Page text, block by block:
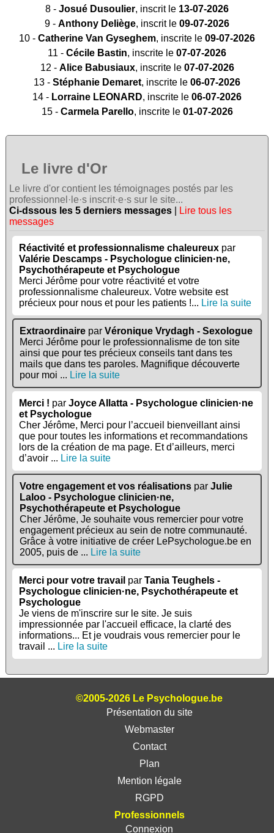
8 - Josué Dusoulier, inscrit le 13-07-2026
9 - Anthony Deliège, inscrit le 09-07-2026
10 - Catherine Van Gyseghem, inscrite le 09-07-2026
11 - Cécile Bastin, inscrite le 07-07-2026
12 - Alice Babusiaux, inscrite le 07-07-2026
13 - Stéphanie Demaret, inscrite le 06-07-2026
14 - Lorraine LEONARD, inscrite le 06-07-2026
15 - Carmela Parello, inscrite le 01-07-2026
Le livre d'Or
Le livre d'or contient les témoignages postés par les
professionnel·le·s inscrit·e·s sur le site...
Ci-dssous les 5 derniers messages
Lire tous les
messages
Réactivité et professionnalisme chaleureux par
Valérie Descamps - Psychologue clinicien·ne,
Psychothérapeute et Psychologue
Merci Jérôme pour votre réactivité et votre
professionnalisme chaleureux. Votre website est
précieux pour nous et pour les patients !... Lire la suite
Extraordinaire parVéronique Vrydagh - Sexologue
Merci Jérôme pour le professionnalisme de ton site
ainsi que pour tes précieux conseils tant dans tes
mails que dans tes paroles. Magnifique découverte
pour moi ... Lire la suite
Merci ! parJoyce Allatta - Psychologue clinicien·ne
et Psychologue
Cher Jérôme, Merci pour l’accueil bienveillant ainsi
que pour toutes les informations et recommandations
lors de la création de ma page. Et d’ailleurs, merci
d’avoir ... Lire la suite
Votre engagement et vos réalisations parJulie
Laloo - Psychologue clinicien·ne,
Psychothérapeute et Psychologue
Cher Jérôme, Je souhaite vous remercier pour votre
engagement précieux au sein de notre communauté.
Grâce à votre initiative de créer LePsychologue.be en
2005, puis de ... Lire la suite
Merci pour votre travail parTania Teughels -
Psychologue clinicien·ne, Psychothérapeute et
Psychologue
Je viens de m'inscrire sur le site. Je suis
impressionnée par l'accueil efficace, la clarté des
informations... Et je voudrais vous remercier pour le
travail ... Lire la suite
©2005-2026 Le Psychologue.be
Présentation du site
Webmaster
Contact
Plan
Mention légale
RGPD
Professionnels
Connexion